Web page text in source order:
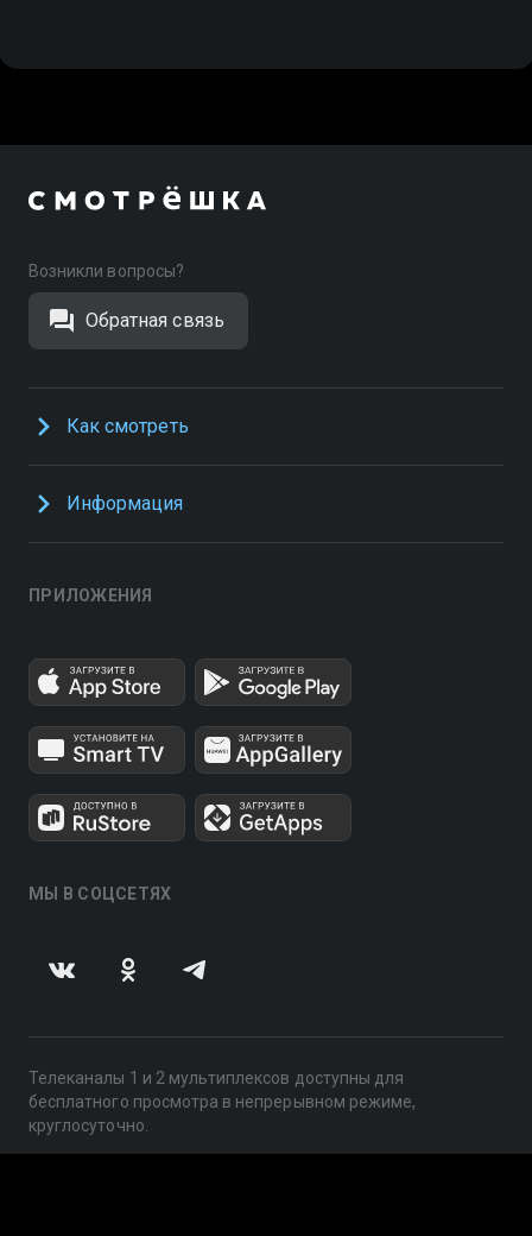
Возникли вопросы?
Обратная связь
Как смотреть
Информация
ПРИЛОЖЕНИЯ
МЫ В СОЦСЕТЯХ
Телеканалы 1 и 2 мультиплексов доступны для
бесплатного просмотра в непрерывном режиме,
круглосуточно.